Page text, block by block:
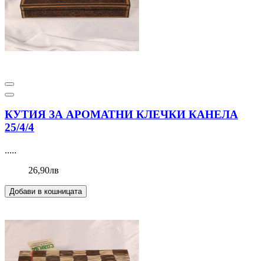
КУТИЯ ЗА АРОМАТНИ КЛЕЧКИ КАНЕЛА
25/4/4
.....
26,90лв
Добави в кошницата